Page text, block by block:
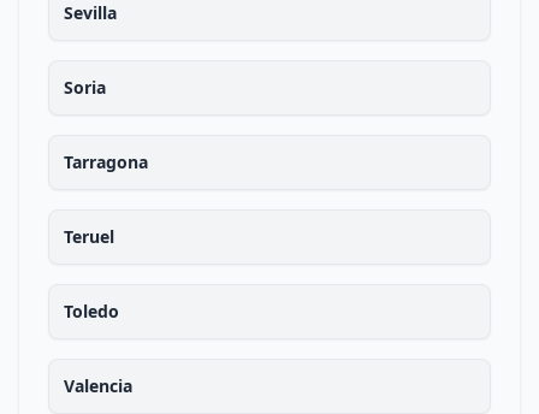
Sevilla
Soria
Tarragona
Teruel
Toledo
Valencia